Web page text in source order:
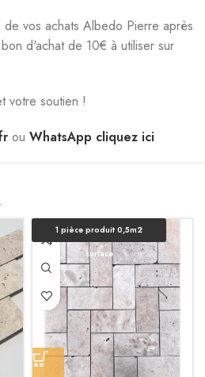
vos achats Albedo Pierre après
d'achat de 10€ à utiliser sur
votre soutien !
ouWhatsApp cliquez ici
1 pièce produit 0,5m2
surface